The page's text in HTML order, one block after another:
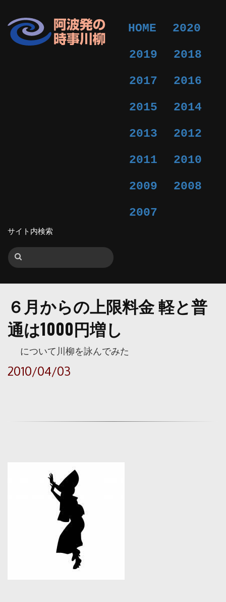
HOME
2020
2019
2018
2017
2016
2015
2014
2013
2012
2011
2010
2009
2008
2007
サイト内検索
６月からの上限料金 軽と普
通は1000円増し
について川柳を詠んでみた
2010/04/03